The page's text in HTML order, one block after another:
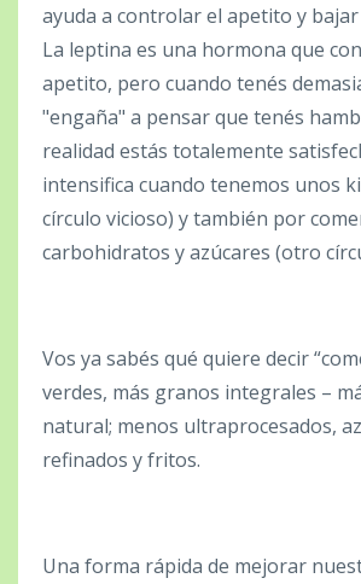
ayuda a controlar el apetito y
La leptina es una hormona que
apetito, pero cuando tenés
"engaña" a pensar que tenés
realidad estás totalemente
intensifica cuando tenemos unos
círculo vicioso) y también por
carbohidratos y azúcares (otro
Vos ya sabés qué quiere decir
verdes, más granos integrales –
natural; menos ultraprocesados,
refinados y fritos.
Una forma rápida de mejorar